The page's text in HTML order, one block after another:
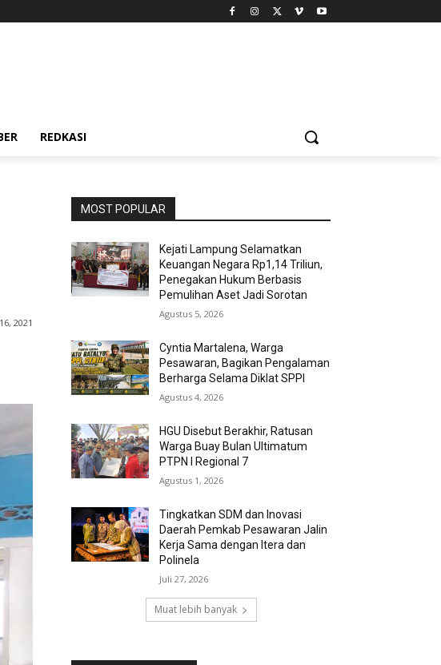
REDKASI
2021
MOST POPULAR
Kejati Lampung Selamatkan
Keuangan Negara Rp1,14 Triliun,
Penegakan Hukum Berbasis
Pemulihan Aset Jadi Sorotan
Agustus 5, 2026
Cyntia Martalena, Warga
Pesawaran, Bagikan Pengalaman
Berharga Selama Diklat SPPI
Agustus 4, 2026
HGU Disebut Berakhir, Ratusan
Warga Buay Bulan Ultimatum
PTPN I Regional 7
Agustus 1, 2026
Tingkatkan SDM dan Inovasi
Daerah Pemkab Pesawaran Jalin
Kerja Sama dengan Itera dan
Polinela
Juli 27, 2026
Muat lebih banyak